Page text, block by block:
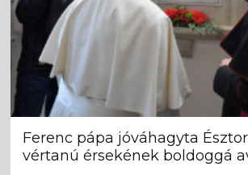
Ferenc pápa jóváhagyta
vértanú érsekének boldoggá